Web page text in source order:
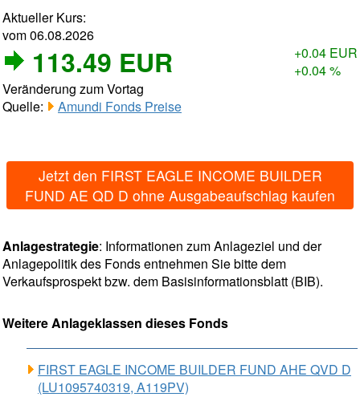
Aktueller Kurs:
vom 06.08.2026
113.49 EUR
+0.04 EUR
+0.04 %
Veränderung zum Vortag
Quelle:
Amundi Fonds Preise
Jetzt den FIRST EAGLE INCOME BUILDER
FUND AE QD D ohne Ausgabeaufschlag kaufen
Anlagestrategie: Informationen zum Anlageziel und der
Anlagepolitik des Fonds entnehmen Sie bitte dem
Verkaufsprospekt bzw. dem Basisinformationsblatt (BIB).
Weitere Anlageklassen dieses Fonds
FIRST EAGLE INCOME BUILDER FUND AHE QVD D
(LU1095740319, A119PV)